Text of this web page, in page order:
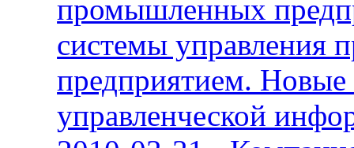
промышленных
системы
предприятием. Новые
управленческой